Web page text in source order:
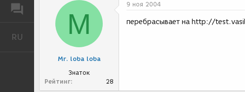
ФОРУМ
RU Русский M
Mr. loba loba
Знаток
Рейтинг
28
9 ноя 2004
перебрасывает на http://